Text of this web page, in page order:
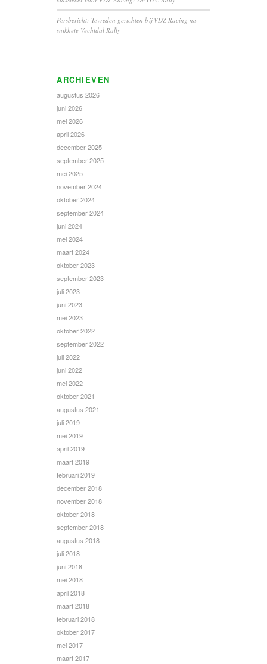
Persbericht: Tevreden gezichten bij VDZ Racing na
snikhete Vechtdal Rally
ARCHIEVEN
augustus 2026
juni 2026
mei 2026
april 2026
december 2025
september 2025
mei 2025
november 2024
oktober 2024
september 2024
juni 2024
mei 2024
maart 2024
oktober 2023
september 2023
juli 2023
juni 2023
mei 2023
oktober 2022
september 2022
juli 2022
juni 2022
mei 2022
oktober 2021
augustus 2021
juli 2019
mei 2019
april 2019
maart 2019
februari 2019
december 2018
november 2018
oktober 2018
september 2018
augustus 2018
juli 2018
juni 2018
mei 2018
april 2018
maart 2018
februari 2018
oktober 2017
mei 2017
maart 2017